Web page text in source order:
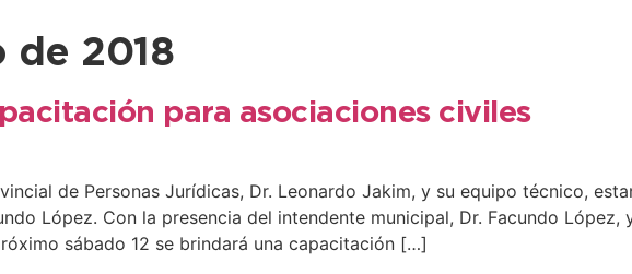
de 2018
para asociaciones civiles
de Personas Jurídicas, Dr. Leonardo Jakim, y su equipo técnico,
López. Con la presencia del intendente municipal, Dr. Facundo
sábado 12 se brindará una capacitación […]